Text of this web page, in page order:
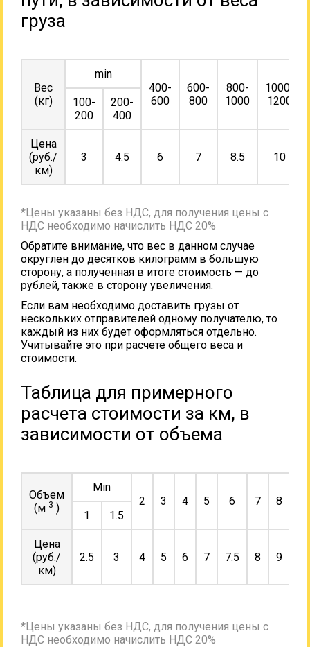
груза
Вес
(кг)
min
400-
600
600-
800
800-
1000
1000-
1200
100-
200
200-
400
Цена
(руб./
км)
3 4.5 6 7 8.5 10
*Цены указаны без НДС, для получения цены с
НДС необходимо начислить НДС 20%
Обратите внимание, что вес в данном случае
округлен до десятков килограмм в большую
сторону, а полученная в итоге стоимость — до
рублей, также в сторону увеличения.
Если вам необходимо доставить грузы от
нескольких отправителей одному получателю, то
каждый из них будет оформляться отдельно.
Учитывайте это при расчете общего веса и
стоимости.
Таблица для примерного
расчета стоимости за км, в
зависимости от объема
Объем
(м 3 )
Min
2
3 4 5 6 7 8
1
1.5
Цена
(руб./
км)
2.5 3 4 5 6 7 7.5 8 9
*Цены указаны без НДС, для получения цены с
НДС необходимо начислить НДС 20%